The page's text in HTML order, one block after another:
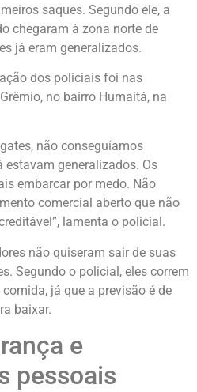
saques. Segundo ele, a
chegaram à zona norte de
já eram generalizados.
dos policiais foi nas
no bairro Humaitá, na
não conseguíamos
estavam generalizados. Os
embarcar por medo. Não
comercial aberto que não
lamenta o policial.
não quiseram sair de suas
Segundo o policial, eles correm
já que a previsão é de
baixar.
e
pessoais